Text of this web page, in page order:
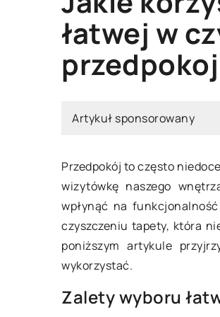
łatwej w
Artykuł sponsorowany
Przedpokój to często
wizytówkę naszego
wpłynąć na
czyszczeniu tapety, która
poniższym artykule
wykorzystać.
Zalety wyboru
OŚWIETLENIE OGRODOWE
nastroju za pomocą
przemyślane oświetlenie
zielonych
oświetlenia potrafi